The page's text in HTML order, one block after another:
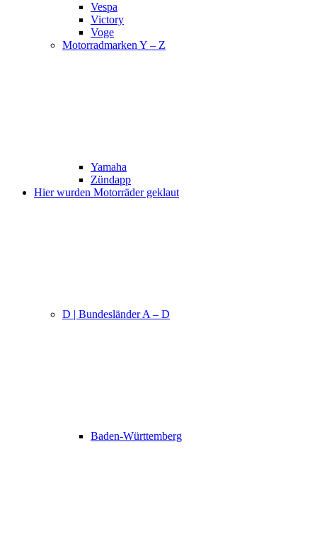
Vespa
Victory
Voge
Motorradmarken Y – Z
Yamaha
Zündapp
Hier wurden Motorräder geklaut
D | Bundesländer A – D
Baden-Württemberg